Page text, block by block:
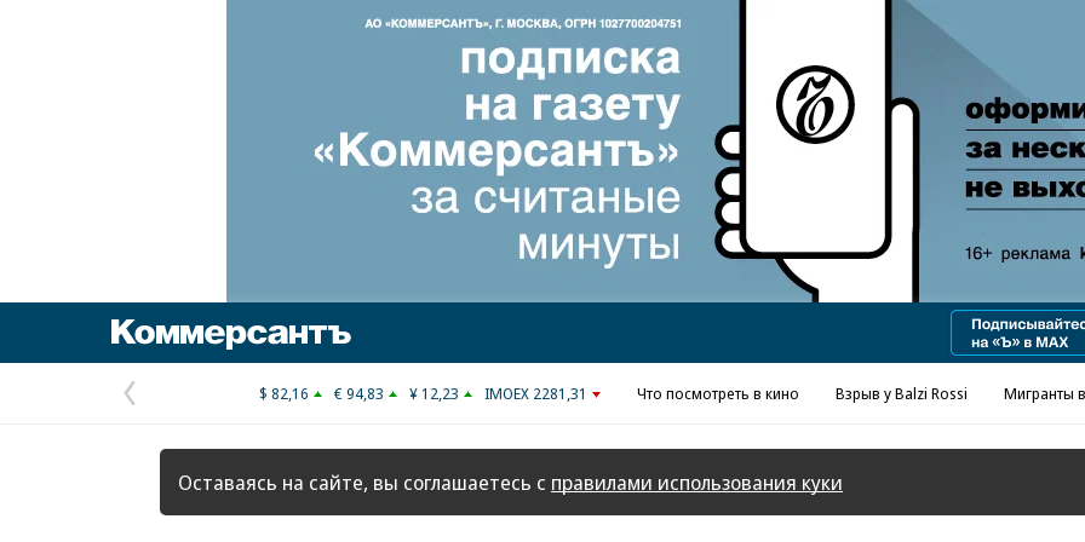
Реклама в «Ъ» www.kommersant.ru/ad
Предыдущая
страница
$ 82,16 € 94,83 ¥ 12,23 IMOEX 2281,31 Что посмотреть в кино Взрыв у Balzi Rossi Мигранты
Оставаясь на сайте, вы соглашаетесь с правилами использования куки